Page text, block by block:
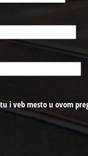
i veb mesto u ovom